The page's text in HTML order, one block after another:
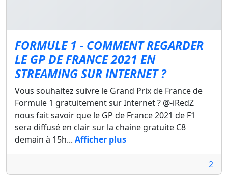
FORMULE 1 - COMMENT REGARDER
LE GP DE FRANCE 2021 EN
STREAMING SUR INTERNET ?
Vous souhaitez suivre le Grand Prix de France de
Formule 1 gratuitement sur Internet ? @-iRedZ
nous fait savoir que le GP de France 2021 de F1
sera diffusé en clair sur la chaine gratuite C8
demain à 15h... Afficher plus
2